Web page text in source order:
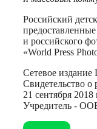
Российский
и российского
«World Press
Сетевое издание
Свидетельство
21 сентября 2018
Учредитель -